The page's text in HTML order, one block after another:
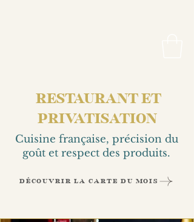
RESTAURANT ET
PRIVATISATION
Cuisine française, précision du
goût et respect des produits.
DÉCOUVRIR LA CARTE DU MOIS